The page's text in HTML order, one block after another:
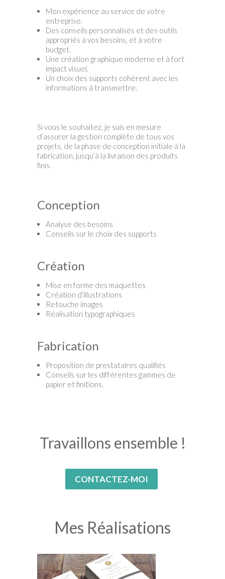
Mon expérience au service de votre
entreprise.
Des conseils personnalisés et des outils
appropriés à vos besoins, et à votre
budget.
Une création graphique moderne et à fort
impact visuel.
Un choix des supports cohérent avec les
informations à transmettre.
Si vous le souhaitez, je suis en mesure
d’assurer la gestion complète de tous vos
projets, de la phase de conception initiale à la
fabrication, jusqu’à la livraison des produits
finis.
Conception
Analyse des besoins
Conseils sur le choix des supports
Création
Mise en forme des maquettes
Création d’illustrations
Retouche images
Réalisation typographiques
Fabrication
Proposition de prestataires qualifiés
Conseils sur les différentes gammes de
papier et finitions.
Travaillons ensemble !
CONTACTEZ-MOI
Mes Réalisations